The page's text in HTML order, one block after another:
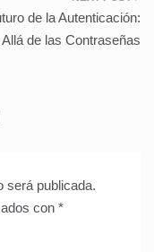
de la Autenticación:
de las Contraseñas
será publicada.
con *